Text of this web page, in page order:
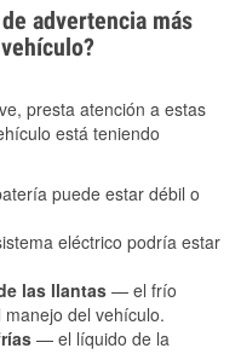
advertencia más
presta atención a estas
está teniendo
puede estar débil o
eléctrico podría estar
las llantas — el frío
del vehículo.
— el líquido de la